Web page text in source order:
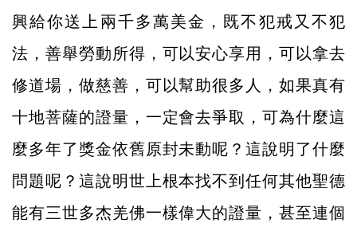
興給你送上兩千多萬美金，既不犯戒又不犯
法，善舉勞動所得，可以安心享用，可以拿去
修道場，做慈善，可以幫助很多人，如果真有
十地菩薩的證量，一定會去爭取，可為什麼這
麼多年了獎金依舊原封未動呢？這說明了什麼
問題呢？這說明世上根本找不到任何其他聖德
能有三世多杰羌佛一樣偉大的證量，甚至連個